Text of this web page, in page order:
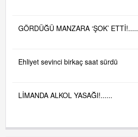
GÖRDÜĞÜ MANZARA ‘ŞOK’ ETTİ!.....
Ehliyet sevinci birkaç saat sürdü
LİMANDA ALKOL YASAĞI!......